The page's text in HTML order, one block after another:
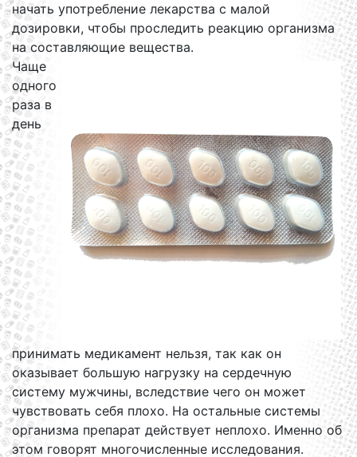
начать употребление лекарства с малой
дозировки, чтобы проследить реакцию организма
на составляющие вещества.
Чаще
одного
раза в
день
принимать медикамент нельзя, так как он
оказывает большую нагрузку на сердечную
систему мужчины, вследствие чего он может
чувствовать себя плохо. На остальные системы
организма препарат действует неплохо. Именно об
этом говорят многочисленные исследования.